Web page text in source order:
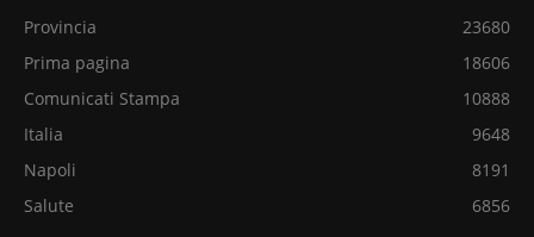
Provincia
23680
Prima pagina
18606
Comunicati Stampa
10888
Italia
9648
Napoli
8191
Salute
6856